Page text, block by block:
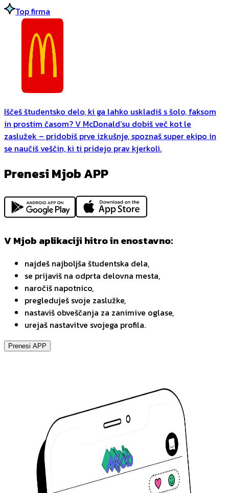
Top firma
Iščeš študentsko delo, ki ga lahko uskladiš s šolo, faksom
in prostim časom? V McDonald’su dobiš več kot le
zaslužek – pridobiš prve izkušnje, spoznaš super ekipo in
se naučiš veščin, ki ti pridejo prav kjerkoli.
Prenesi Mjob APP
V Mjob aplikaciji hitro in enostavno:
najdeš najboljša študentska dela,
se prijaviš na odprta delovna mesta,
naročiš napotnico,
pregleduješ svoje zaslužke,
nastaviš obveščanja za zanimive oglase,
urejaš nastavitve svojega profila.
Prenesi APP